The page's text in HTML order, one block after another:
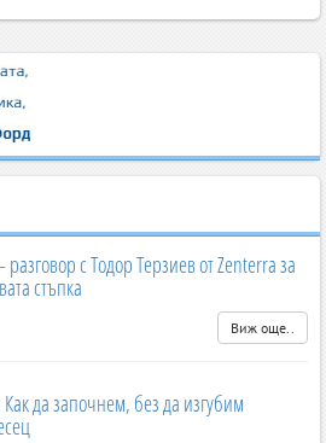
с Тодор Терзиев от Zenterra за
стъпка
Виж още..
да започнем, без да изгубим